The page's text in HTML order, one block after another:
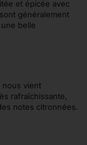
et épicée avec
généralement
belle
nous vient
rafraîchissante,
notes citronnées.